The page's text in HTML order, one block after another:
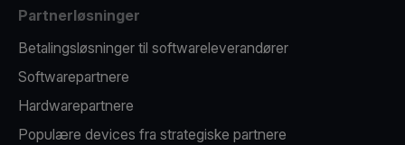
Partnerløsninger
Betalingsløsninger til softwareleverandører
Softwarepartnere
Hardwarepartnere
Populære devices fra strategiske partnere